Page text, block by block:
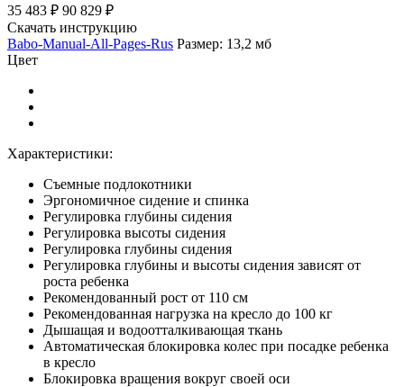
35 483 ₽ 90 829 ₽
Скачать инструкцию
Babo-Manual-All-Pages-Rus Размер: 13,2 мб
Цвет
Характеристики:
Съемные подлокотники
Эргономичное сидение и спинка
Регулировка глубины сидения
Регулировка высоты сидения
Регулировка глубины сидения
Регулировка глубины и высоты сидения зависят от
роста ребенка
Рекомендованный рост от 110 см
Рекомендованная нагрузка на кресло до 100 кг
Дышащая и водоотталкивающая ткань
Автоматическая блокировка колес при посадке ребенка
в кресло
Блокировка вращения вокруг своей оси